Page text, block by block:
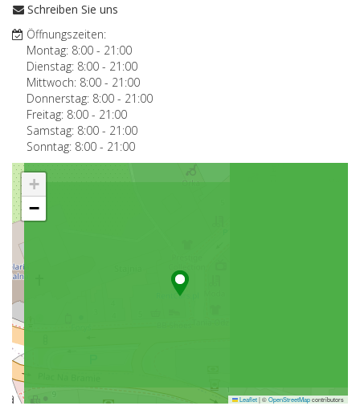
Schreiben Sie uns
Öffnungszeiten:
Montag: 8:00 - 21:00
Dienstag: 8:00 - 21:00
Mittwoch: 8:00 - 21:00
Donnerstag: 8:00 - 21:00
Freitag: 8:00 - 21:00
Samstag: 8:00 - 21:00
Sonntag: 8:00 - 21:00
+
−
Leaflet|©OpenStreetMapcontributors